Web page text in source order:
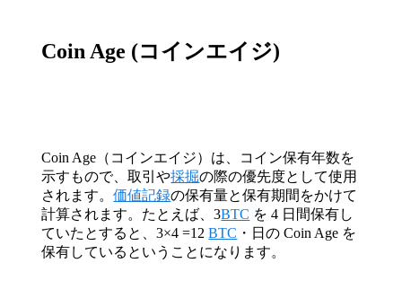
Coin Age (コインエイジ)
Coin Age（コインエイジ）は、コイン保有年数を
示すもので、取引や採掘の際の優先度として使用
されます。価値記録の保有量と保有期間をかけて
計算されます。たとえば、3BTC を 4 日間保有し
ていたとすると、3×4 =12BTC ・日の Coin Age を
保有しているということになります。